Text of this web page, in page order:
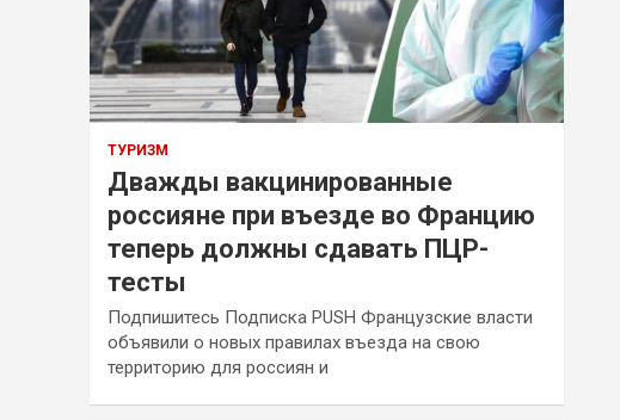
ТУРИЗМ
Дважды вакцинированные
россияне при въезде во Францию
теперь должны сдавать ПЦР-
тесты
Подпишитесь Подписка PUSH Французские власти
объявили о новых правилах въезда на свою
территорию для россиян и